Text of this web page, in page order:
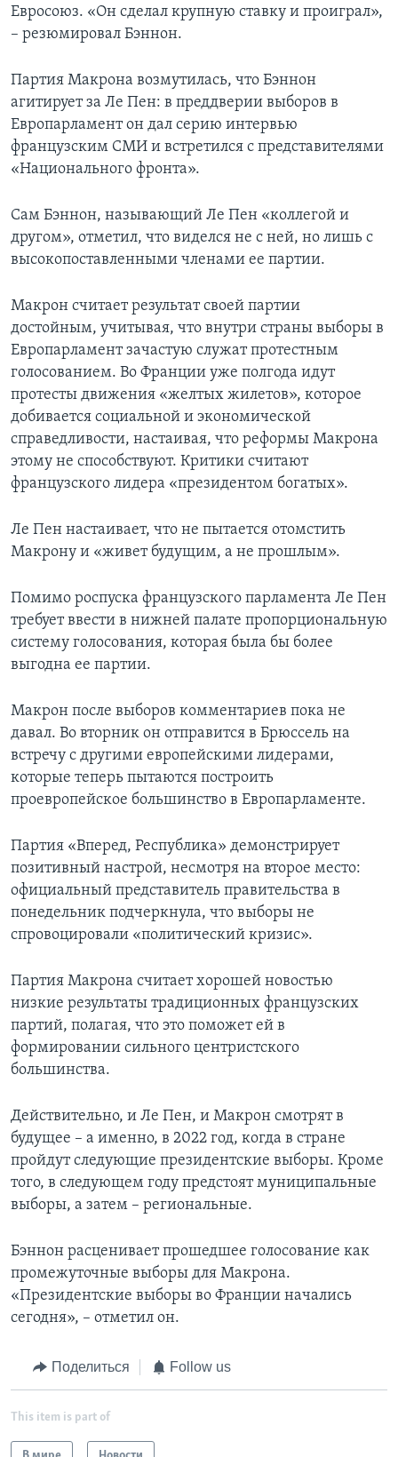
Евросоюз. «Он сделал крупную ставку и проиграл»,
– резюмировал Бэннон.
Партия Макрона возмутилась, что Бэннон
агитирует за Ле Пен: в преддверии выборов в
Европарламент он дал серию интервью
французским СМИ и встретился с представителями
«Национального фронта».
Сам Бэннон, называющий Ле Пен «коллегой и
другом», отметил, что виделся не с ней, но лишь с
высокопоставленными членами ее партии.
Макрон считает результат своей партии
достойным, учитывая, что внутри страны выборы в
Европарламент зачастую служат протестным
голосованием. Во Франции уже полгода идут
протесты движения «желтых жилетов», которое
добивается социальной и экономической
справедливости, настаивая, что реформы Макрона
этому не способствуют. Критики считают
французского лидера «президентом богатых».
Ле Пен настаивает, что не пытается отомстить
Макрону и «живет будущим, а не прошлым».
Помимо роспуска французского парламента Ле Пен
требует ввести в нижней палате пропорциональную
систему голосования, которая была бы более
выгодна ее партии.
Макрон после выборов комментариев пока не
давал. Во вторник он отправится в Брюссель на
встречу с другими европейскими лидерами,
которые теперь пытаются построить
проевропейское большинство в Европарламенте.
Партия «Вперед, Республика» демонстрирует
позитивный настрой, несмотря на второе место:
официальный представитель правительства в
понедельник подчеркнула, что выборы не
спровоцировали «политический кризис».
Партия Макрона считает хорошей новостью
низкие результаты традиционных французских
партий, полагая, что это поможет ей в
формировании сильного центристского
большинства.
Действительно, и Ле Пен, и Макрон смотрят в
будущее – а именно, в 2022 год, когда в стране
пройдут следующие президентские выборы. Кроме
того, в следующем году предстоят муниципальные
выборы, а затем – региональные.
Бэннон расценивает прошедшее голосование как
промежуточные выборы для Макрона.
«Президентские выборы во Франции начались
сегодня», – отметил он.
Поделиться Follow us
This item is part of